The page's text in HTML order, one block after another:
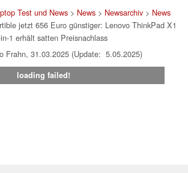
Test und News> News> Newsarchiv> News
jetzt 656 Euro günstiger: Lenovo ThinkPad X1
1 erhält satten Preisnachlass
Frahn, 31.03.2025 (Update: 5.05.2025)
loading failed!